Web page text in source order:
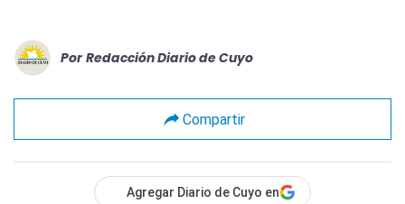
Por Redacción Diario de Cuyo
Compartir
Agregar Diario de Cuyo en